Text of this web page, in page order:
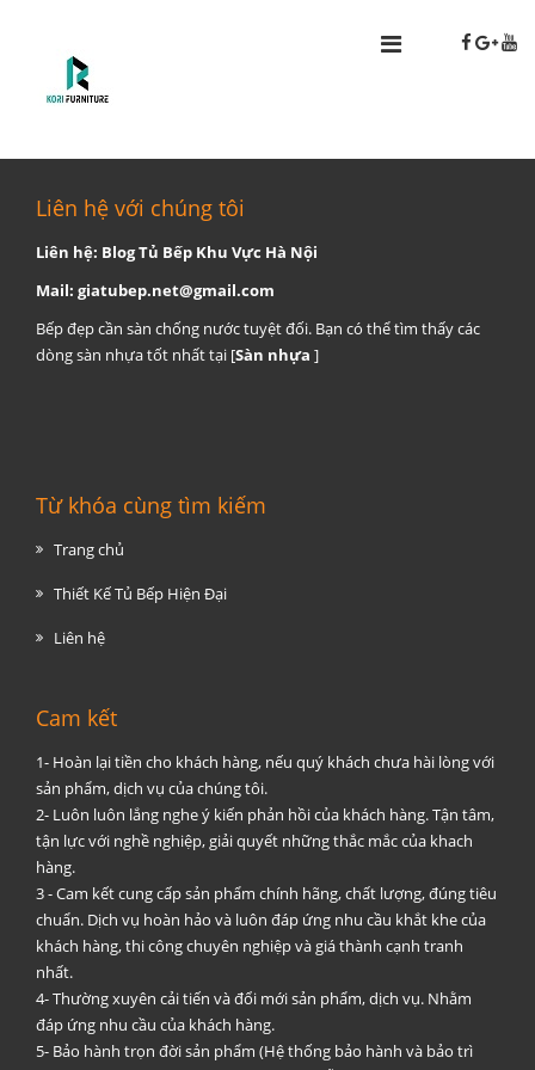
Liên hệ với chúng tôi
Liên hệ: Blog Tủ Bếp Khu Vực Hà Nội
Mail: giatubep.net@gmail.com
Bếp đẹp cần sàn chống nước tuyệt đối. Bạn có thể tìm thấy các
dòng sàn nhựa tốt nhất tại [Sàn nhựa ]
Từ khóa cùng tìm kiếm
Trang chủ
Thiết Kế Tủ Bếp Hiện Đại
Liên hệ
Cam kết
1- Hoàn lại tiền cho khách hàng, nếu quý khách chưa hài lòng với
sản phẩm, dịch vụ của chúng tôi.
2- Luôn luôn lắng nghe ý kiến phản hồi của khách hàng. Tận tâm,
tận lực với nghề nghiệp, giải quyết những thắc mắc của khach
hàng.
3 - Cam kết cung cấp sản phẩm chính hãng, chất lượng, đúng tiêu
chuẩn. Dịch vụ hoàn hảo và luôn đáp ứng nhu cầu khắt khe của
khách hàng, thi công chuyên nghiệp và giá thành cạnh tranh
nhất.
4- Thường xuyên cải tiến và đổi mới sản phẩm, dịch vụ. Nhằm
đáp ứng nhu cầu của khách hàng.
5- Bảo hành trọn đời sản phẩm (Hệ thống bảo hành và bảo trì